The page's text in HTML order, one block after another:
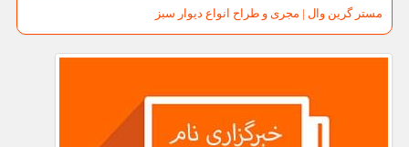
مستر گرین وال | مجری و طراح انواع دیوار سبز